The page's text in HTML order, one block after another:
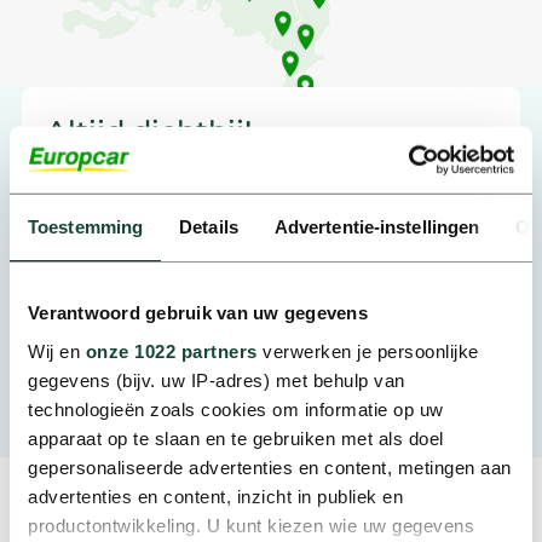
Toestemming Details Advertentie-instellingen
Verantwoord gebruik van uw gegevens
Wij en onze 1022 partners verwerken je persoonlijke
gegevens (bijv. uw IP-adres) met behulp van
technologieën zoals cookies om informatie op uw
apparaat op te slaan en te gebruiken met als doel
gepersonaliseerde advertenties en content, metingen aan
advertenties en content, inzicht in publiek en
productontwikkeling. U kunt kiezen wie uw gegevens
Altijd dichtbij!
die aan jouw mobiliteitswensen kan voldoen.
Zoek een vestiging in de buurt
Het laatste nieuws